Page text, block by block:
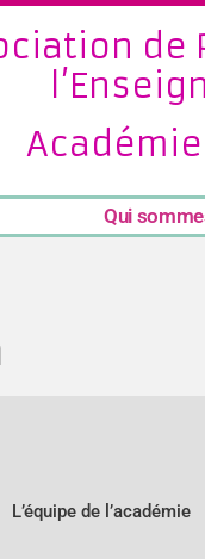
de
Qui
L’équipe de l’académie